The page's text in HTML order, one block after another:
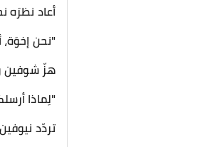
أعاد نظرَه
"نحن إخوَة،
هزّ شوفين
"لِماذا
تردّد